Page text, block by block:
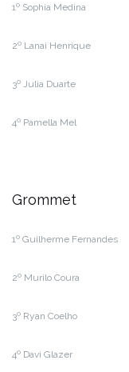
1º Sophia Medina
2º Lanai Henrique
3º Julia Duarte
4º Pamella Mel
Grommet
1º Guilherme Fernandes
2º Murilo Coura
3º Ryan Coelho
4º Davi Glazer